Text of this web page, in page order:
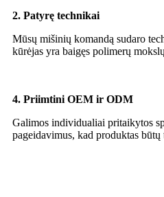
2. Patyrę technikai
Mūsų mišinių komandą sudaro
kūrėjas yra baigęs polimerų
4. Priimtini OEM ir ODM
Galimos individualiai pritaikytos
pageidavimus, kad produktas